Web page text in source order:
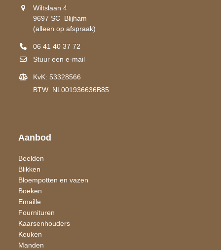
Wiltslaan 4
9697 SC Blijham
(alleen op afspraak)
06 41 40 37 72
Stuur een e-mail
KvK: 53328566
BTW: NL001936636B85
Aanbod
Beelden
Blikken
Bloempotten en vazen
Boeken
Emaille
Fournituren
Kaarsen​houders
Keuken
Manden